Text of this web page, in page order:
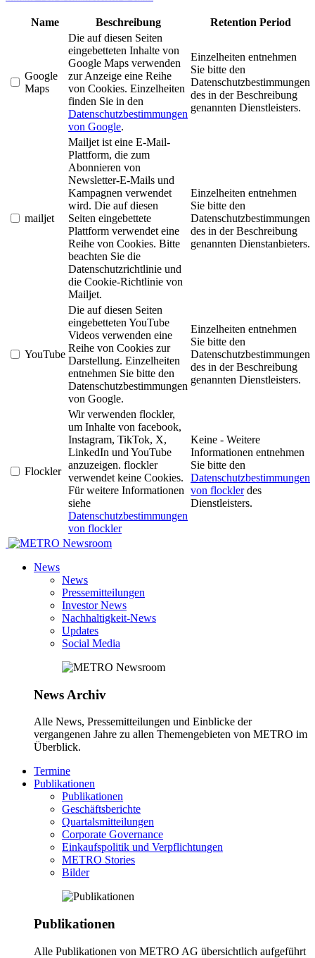
Name Beschreibung Retention Period
Google
Maps
Die auf diesen Seiten
eingebetteten Inhalte von
Google Maps verwenden
zur Anzeige eine Reihe
von Cookies. Einzelheiten
finden Sie in den
Datenschutzbestimmungen
von Google.
Einzelheiten entnehmen
Sie bitte den
Datenschutzbestimmungen
des in der Beschreibung
genannten Dienstleisters.
mailjet
Mailjet ist eine E-Mail-
Plattform, die zum
Abonnieren von
Newsletter-E-Mails und
Kampagnen verwendet
wird. Die auf diesen
Seiten eingebettete
Plattform verwendet eine
Reihe von Cookies. Bitte
beachten Sie die
Datenschutzrichtlinie und
die Cookie-Richtlinie von
Mailjet.
Einzelheiten entnehmen
Sie bitte den
Datenschutzbestimmungen
des in der Beschreibung
genannten Dienstanbieters.
YouTube
Die auf diesen Seiten
eingebetteten YouTube
Videos verwenden eine
Reihe von Cookies zur
Darstellung. Einzelheiten
entnehmen Sie bitte den
Datenschutzbestimmungen
von Google.
Einzelheiten entnehmen
Sie bitte den
Datenschutzbestimmungen
des in der Beschreibung
genannten Dienstleisters.
Flockler
Wir verwenden flockler,
um Inhalte von facebook,
Instagram, TikTok, X,
LinkedIn und YouTube
anzuzeigen. flockler
verwendet keine Cookies.
Für weitere Informationen
siehe
Datenschutzbestimmungen
von flockler
Keine - Weitere
Informationen entnehmen
Sie bitte den
Datenschutzbestimmungen
von flocklerdes
Dienstleisters.
Newsroom
News
News
Pressemitteilungen
Investor News
Nachhaltigkeit-News
Updates
Social Media
News Archiv
Alle News, Pressemitteilungen und Einblicke der
vergangenen Jahre zu allen Themengebieten von METRO im
Überblick.
Termine
Publikationen
Publikationen
Geschäftsberichte
Quartalsmitteilungen
Corporate Governance
Einkaufspolitik und Verpflichtungen
METRO Stories
Bilder
Publikationen
Alle Publikationen von METRO AG übersichtlich aufgeführt